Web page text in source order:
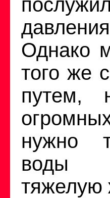
Однако
того же
путем,
нужно
воды
тяжелую